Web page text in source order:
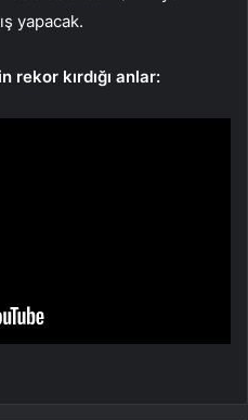
yapacak.
rekor kırdığı anlar: